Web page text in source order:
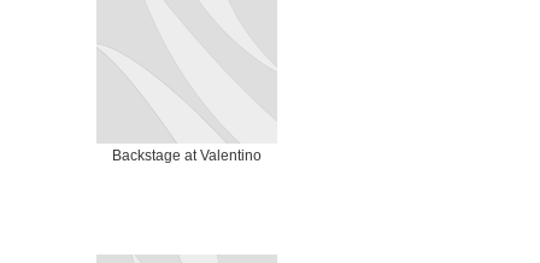
Backstage at Valentino